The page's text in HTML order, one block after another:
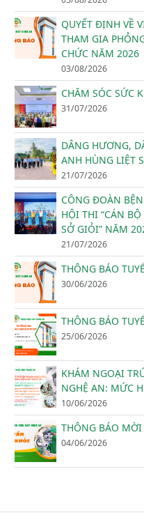
QUYẾT ĐỊNH VỀ
THAM GIA
CHỨC NĂM 2026
03/08/2026
CHĂM SÓC SỨC
31/07/2026
DÂNG HƯƠNG,
ANH HÙNG LIỆT
21/07/2026
CÔNG ĐOÀN
HỘI THI “CÁN
SỞ GIỎI” NĂM
21/07/2026
THÔNG BÁO
30/06/2026
THÔNG BÁO
25/06/2026
KHÁM NGOẠI
NGHỆ AN: MỨC
10/06/2026
THÔNG BÁO
04/06/2026